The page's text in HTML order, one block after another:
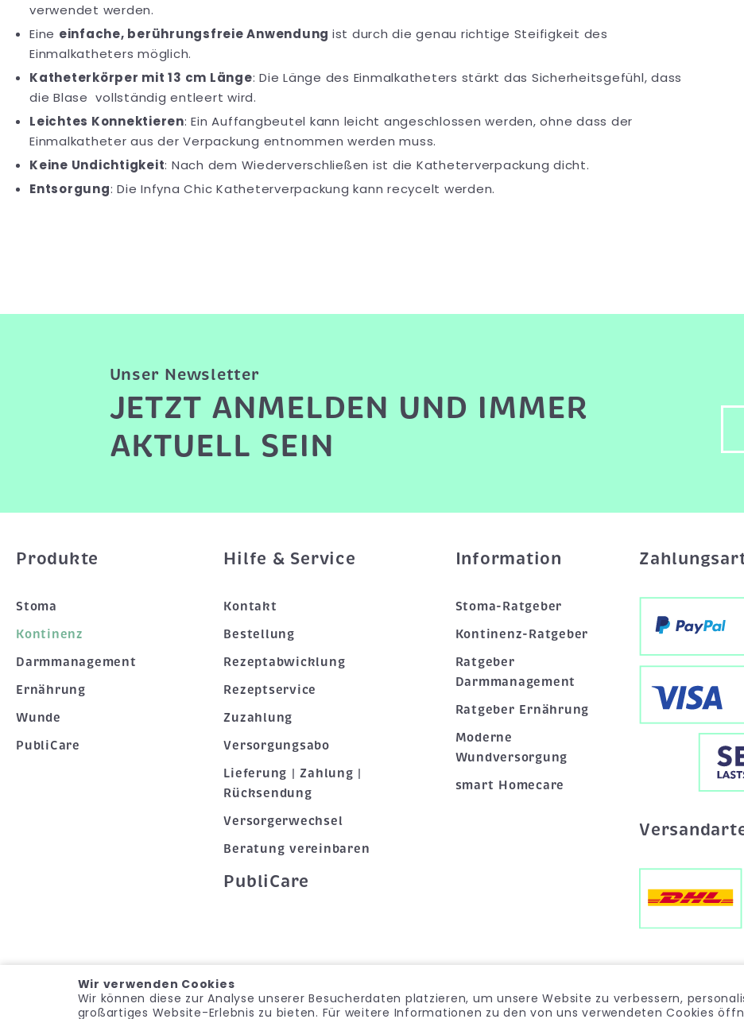
verwendet werden.
Eine einfache, berührungsfreie Anwendung ist durch die genau richtige Steifigkeit des
Einmalkatheters möglich.
Katheterkörper mit 13 cm Länge: Die Länge des Einmalkatheters stärkt das Sicherheitsgefühl, dass
die Blase vollständig entleert wird.
Leichtes Konnektieren: Ein Auffangbeutel kann leicht angeschlossen werden, ohne dass der
Einmalkatheter aus der Verpackung entnommen werden muss.
Keine Undichtigkeit: Nach dem Wiederverschließen ist die Katheterverpackung dicht.
Entsorgung: Die Infyna Chic Katheterverpackung kann recycelt werden.
Unser Newsletter
JETZT ANMELDEN UND IMMER
AKTUELL SEIN
Produkte
Stoma
Kontinenz
Darmmanagement
Ernährung
Wunde
PubliCare
Hilfe & Service
Kontakt
Bestellung
Rezeptabwicklung
Rezeptservice
Zuzahlung
Versorgungsabo
Lieferung | Zahlung |
Rücksendung
Versorgerwechsel
Beratung vereinbaren
Information
Stoma-Ratgeber
Kontinenz-Ratgeber
Ratgeber
Darmmanagement
Ratgeber Ernährung
Moderne
Wundversorgung
smart Homecare
PubliCare
Wir verwenden Cookies
Wir können diese zur Analyse unserer Besucherdaten platzieren, um unsere Website zu verbessern,
großartiges Website-Erlebnis zu bieten. Für weitere Informationen zu den von uns verwendeten Cookies